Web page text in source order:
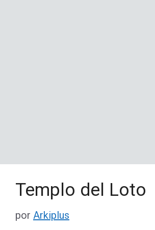
Templo del Loto
por Arkiplus